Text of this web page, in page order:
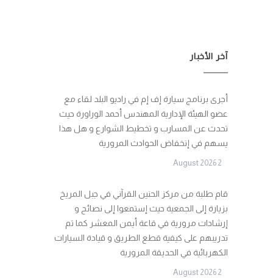
آخر الأخبار
أجرى برنامج سيارة إف إم في راديو البلد لقاء مع
عضو الهيئة الإدارية المهندس أحمد الوراورة حيث
تحدث عن المسارب و تخطيط الشوارع و هل هذا
يسهم في إنخفاض الحوادث المرورية
2 August 2026
قام طلبة من مركز الحنين القرآني في جبل المريخ
بزيارة إلى الجمعية حيث إستمعوا إلى نصائح و
إرشادات مرورية في قاعة أيمن المعشر كما تم
تدريبهم على كيفية قطع الطريق و قيادة السيارات
الكهربائية في الحديقة المرورية
2 August 2026